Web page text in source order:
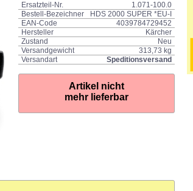
Ersatzteil-Nr.
1.071-100.0
Bestell-Bezeichner
HDS 2000 SUPER *EU-I
EAN-Code
4039784729452
Hersteller
Kärcher
Zustand
Neu
Versandgewicht
313,73 kg
Versandart
Speditionsversand
Artikel nicht
mehr lieferbar